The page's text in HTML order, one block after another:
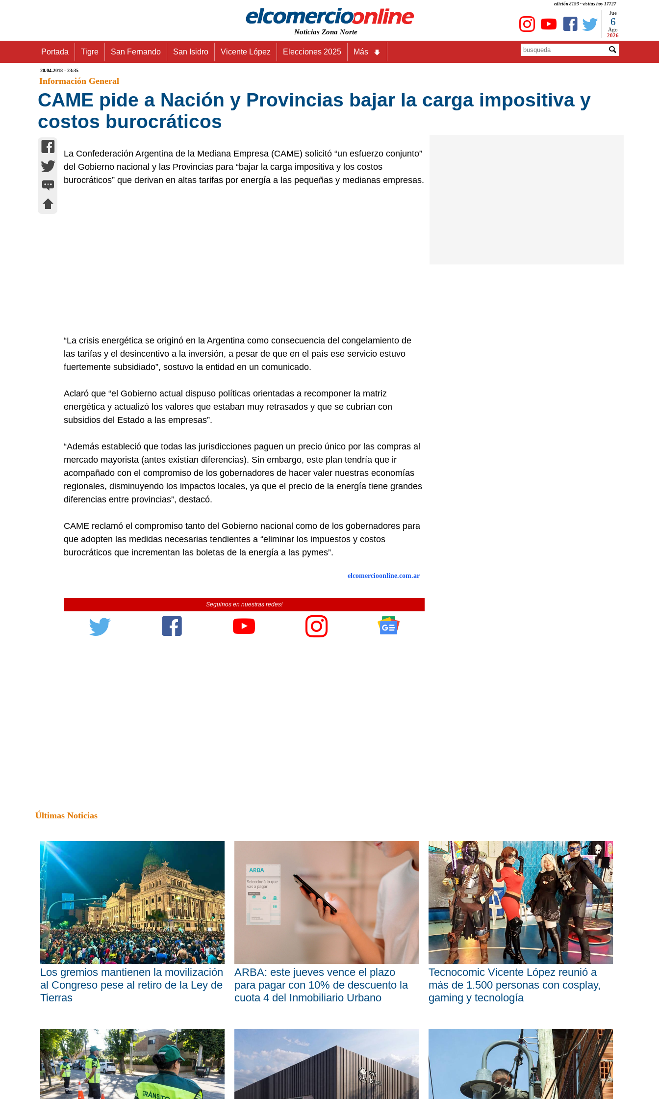
edición 8193 - visitas hoy 17727
Noticias Zona Norte
Jue
6
Ago
2026
Portada Tigre San Fernando San Isidro Vicente López Elecciones 2025 Más
20.04.2018 - 23:35
Información General
CAME pide a Nación y Provincias bajar la carga impositiva y
costos burocráticos
La Confederación Argentina de la Mediana Empresa (CAME) solicitó “un esfuerzo conjunto”
del Gobierno nacional y las Provincias para “bajar la carga impositiva y los costos
burocráticos” que derivan en altas tarifas por energía a las pequeñas y medianas empresas.
“La crisis energética se originó en la Argentina como consecuencia del congelamiento de
las tarifas y el desincentivo a la inversión, a pesar de que en el país ese servicio estuvo
fuertemente subsidiado”, sostuvo la entidad en un comunicado.
Aclaró que “el Gobierno actual dispuso políticas orientadas a recomponer la matriz
energética y actualizó los valores que estaban muy retrasados y que se cubrían con
subsidios del Estado a las empresas”.
“Además estableció que todas las jurisdicciones paguen un precio único por las compras al
mercado mayorista (antes existían diferencias). Sin embargo, este plan tendría que ir
acompañado con el compromiso de los gobernadores de hacer valer nuestras economías
regionales, disminuyendo los impactos locales, ya que el precio de la energía tiene grandes
diferencias entre provincias”, destacó.
CAME reclamó el compromiso tanto del Gobierno nacional como de los gobernadores para
que adopten las medidas necesarias tendientes a “eliminar los impuestos y costos
burocráticos que incrementan las boletas de la energía a las pymes”.
elcomercioonline.com.ar
Seguinos en nuestras redes!
Últimas Noticias
Los gremios mantienen la movilización
al Congreso pese al retiro de la Ley de
Tierras
ARBA: este jueves vence el plazo
para pagar con 10% de descuento la
cuota 4 del Inmobiliario Urbano
Tecnocomic Vicente López reunió a
más de 1.500 personas con cosplay,
gaming y tecnología